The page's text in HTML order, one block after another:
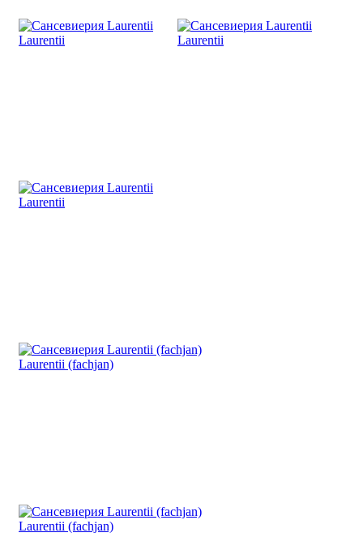
Laurentii Laurentii
Laurentii
Laurentii (fachjan)
Laurentii (fachjan)